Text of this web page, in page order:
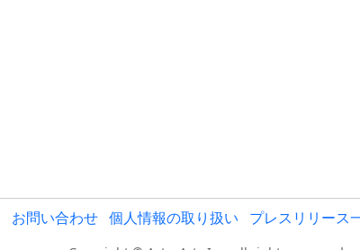
お問い合わせ 個人情報の取り扱い プレスリリース